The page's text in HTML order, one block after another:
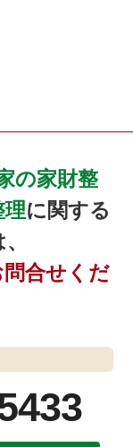
の家財整
に関する
合せくだ